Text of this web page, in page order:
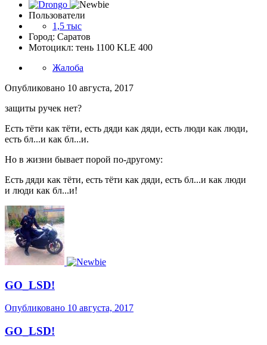
Пользователи
1,5 тыс
Город: Саратов
Мотоцикл: тень 1100 KLE 400
Жалоба
Опубликовано 10 августа, 2017
защиты ручек нет?
Есть тёти как тёти, есть дяди как дяди, есть люди как люди,
есть бл...и как бл...и.
Но в жизни бывает порой по-другому:
Есть дяди как тёти, есть тёти как дяди, есть бл...и как люди
и люди как бл...и!
GO_LSD!
Опубликовано 10 августа, 2017
GO_LSD!